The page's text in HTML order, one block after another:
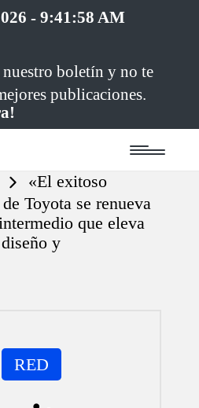
-9:41:59 AM
nuestro boletín y no te
publicaciones.
«El exitoso
Toyota se renueva
que eleva
y
RED